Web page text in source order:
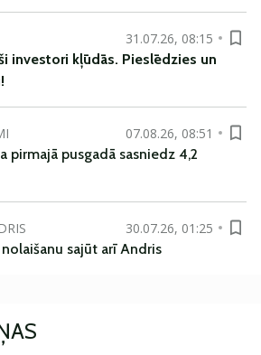
31.07.26, 08:15
investori kļūdās. Pieslēdzies un
!
07.08.26, 08:51
pirmajā pusgadā sasniedz 4,2
30.07.26, 01:25
sajūt arī Andris